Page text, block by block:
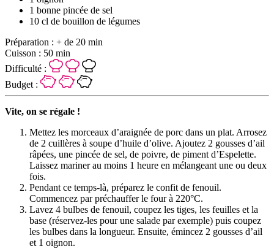
1 bonne pincée de sel
10 cl de bouillon de légumes
Préparation : + de 20 min
Cuisson : 50 min
Difficulté :
Budget :
Vite, on se régale !
Mettez les morceaux d’araignée de porc dans un plat. Arrosez
de 2 cuillères à soupe d’huile d’olive. Ajoutez 2 gousses d’ail
râpées, une pincée de sel, de poivre, de piment d’Espelette.
Laissez mariner au moins 1 heure en mélangeant une ou deux
fois.
Pendant ce temps-là, préparez le confit de fenouil.
Commencez par préchauffer le four à 220°C.
Lavez 4 bulbes de fenouil, coupez les tiges, les feuilles et la
base (réservez-les pour une salade par exemple) puis coupez
les bulbes dans la longueur. Ensuite, émincez 2 gousses d’ail
et 1 oignon.